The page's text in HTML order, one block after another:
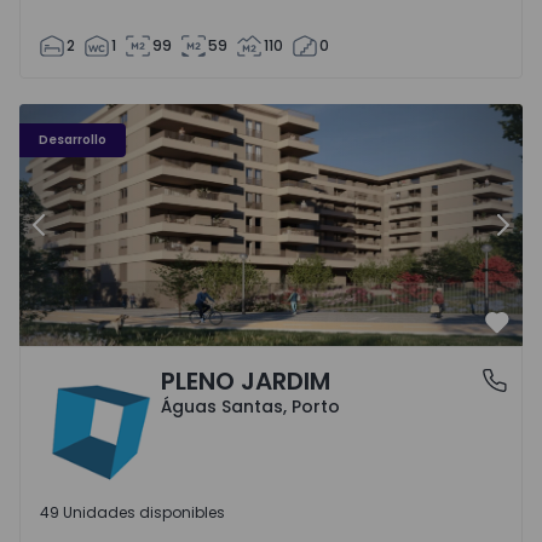
2 1 99 59 110 0
Desarrollo
PLENO JARDIM - 3
Anterior
Águas Santas, PortoPLENO JARDIM
Águas Santas, Porto
49 Unidades disponibles